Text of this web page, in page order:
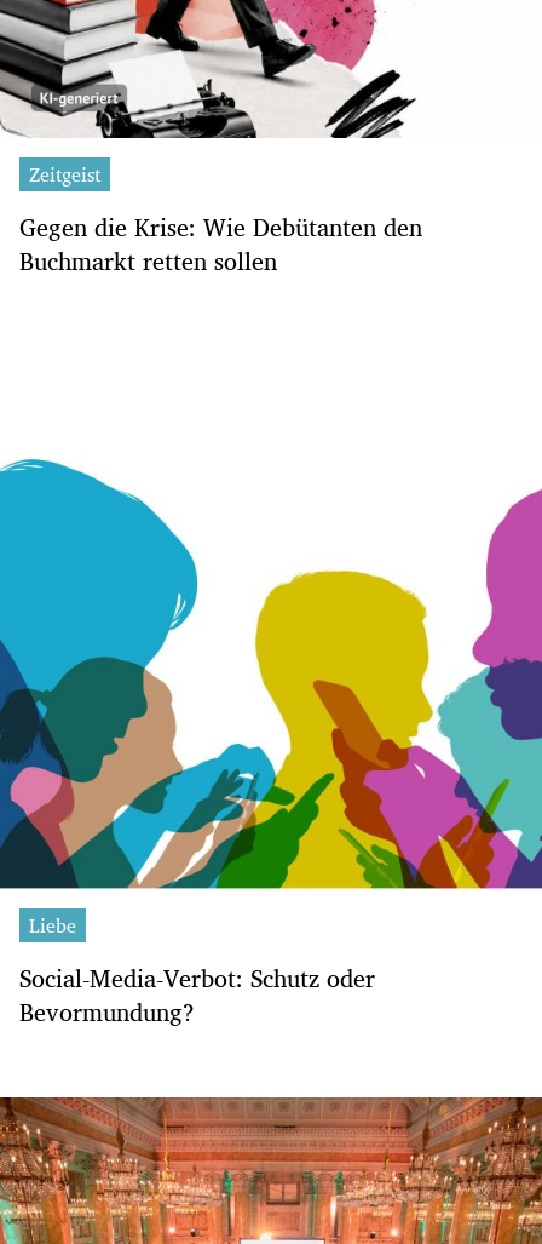
Zeitgeist
Gegen die Krise: Wie Debütanten den
Buchmarkt retten sollen
Liebe
Social-Media-Verbot: Schutz oder
Bevormundung?